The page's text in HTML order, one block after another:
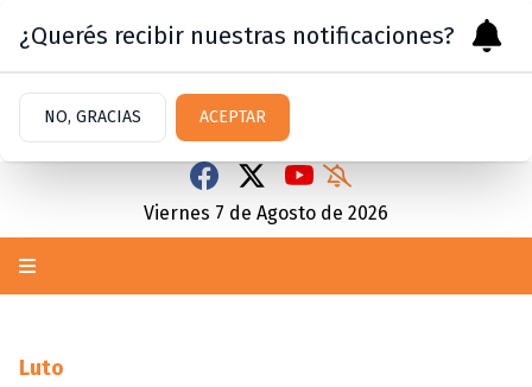
Viernes 7 de Agosto de 2026
Luto
¿Querés recibir nuestras notificaciones?
NO, GRACIAS ACEPTAR